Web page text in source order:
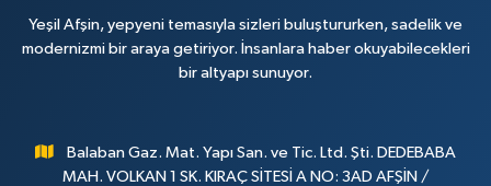
Yeşil Afşin, yepyeni temasıyla sizleri buluştururken, sadelik ve
modernizmi bir araya getiriyor. İnsanlara haber okuyabilecekleri
bir altyapı sunuyor.
Balaban Gaz. Mat. Yapı San. ve Tic. Ltd. Şti. DEDEBABA
MAH. VOLKAN 1 SK. KIRAÇ SİTESİ A NO: 3AD AFŞİN /